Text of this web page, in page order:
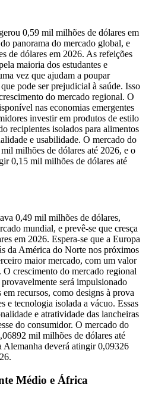
0,59 mil milhões de dólares em
panorama do mercado global, e
de dólares em 2026. As refeições
maioria dos estudantes e
vez que ajudam a poupar
pode ser prejudicial à saúde. Isso
do mercado regional. O
nas economias emergentes
investir em produtos de estilo
recipientes isolados para alimentos
e usabilidade. O mercado do
milhões de dólares até 2026, e o
0,15 mil milhões de dólares até
0,49 mil milhões de dólares,
mundial, e prevê-se que cresça
em 2026. Espera-se que a Europa
da América do Norte nos próximos
maior mercado, com um valor
crescimento do mercado regional
será impulsionado
recursos, como designs à prova
e tecnologia isolada a vácuo. Essas
e atratividade das lancheiras
do consumidor. O mercado do
mil milhões de dólares até
Alemanha deverá atingir 0,09326
Médio e África